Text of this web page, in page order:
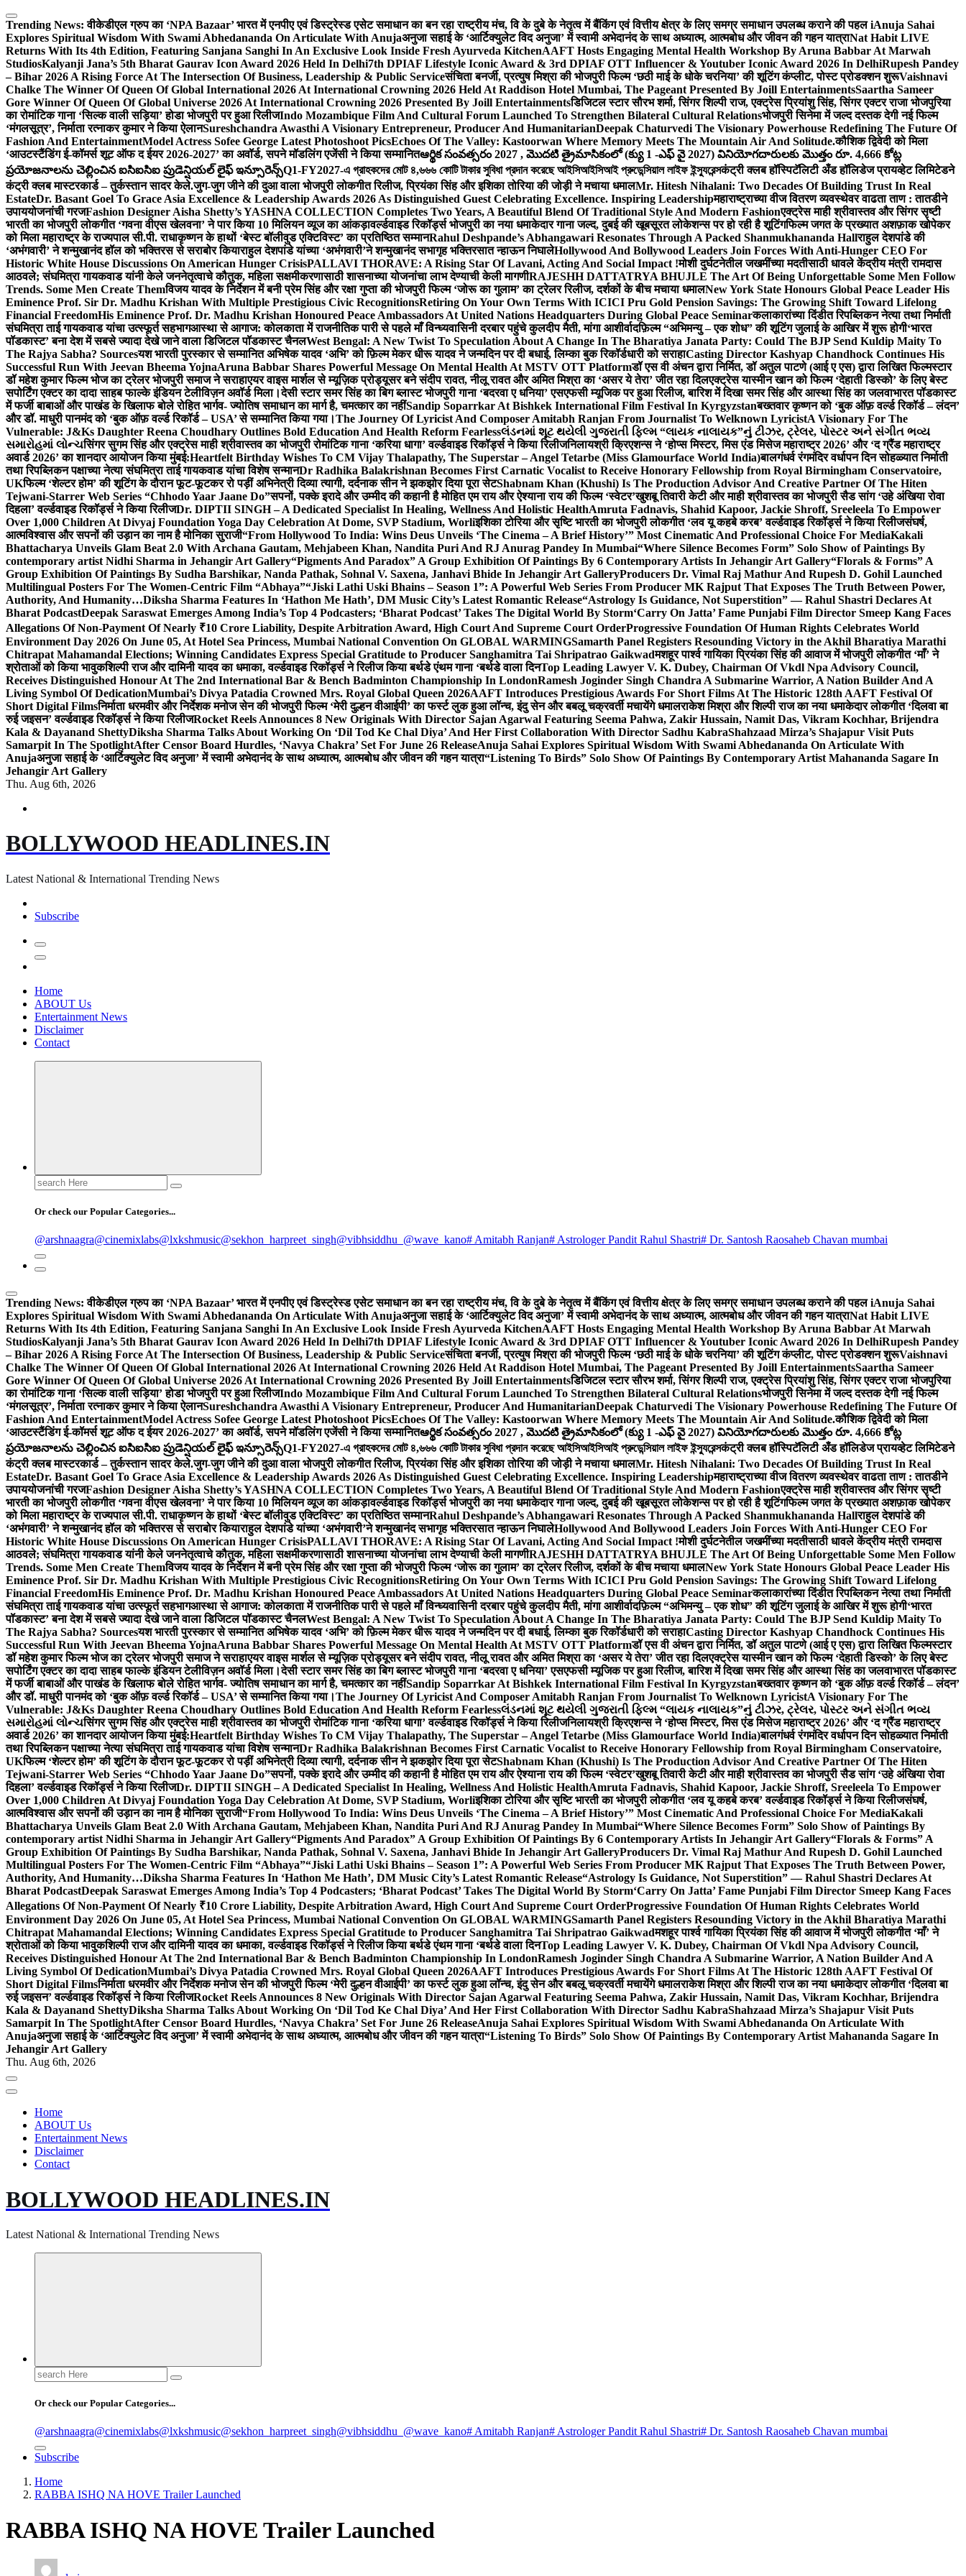
Skip
to
content
Trending News: वीकेडीएल ग्रुप का ‘NPA Bazaar’ भारत में एनपीए एवं डिस्ट्रेस्ड एसेट समाधान का बन रहा राष्ट्रीय मंच, वि के दुबे के नेतृत्व में बैंकिंग एवं वित्तीय क्षेत्र के लिए समग्र समाधान उपलब्ध कराने की पहल iAnuja Sahai
Explores Spiritual Wisdom With Swami Abhedananda On Articulate With Anujaअनुजा सहाई के ‘आर्टिक्युलेट विद अनुजा’ में स्वामी अभेदानंद के साथ अध्यात्म, आत्मबोध और जीवन की गहन यात्राNat Habit LIVE
Returns With Its 4th Edition, Featuring Sanjana Sanghi In An Exclusive Look Inside Fresh Ayurveda KitchenAAFT Hosts Engaging Mental Health Workshop By Aruna Babbar At Marwah
StudiosKalyanji Jana’s 5th Bharat Gaurav Icon Award 2026 Held In Delhi7th DPIAF Lifestyle Iconic Award & 3rd DPIAF OTT Influencer & Youtuber Iconic Award 2026 In DelhiRupesh Pandey
– Bihar 2026 A Rising Force At The Intersection Of Business, Leadership & Public Serviceसंचिता बनर्जी, प्रत्युष मिश्रा की भोजपुरी फिल्म ‘छठी माई के धोके चरनिया’ की शूटिंग कंप्लीट, पोस्ट प्रोडक्शन शुरूVaishnavi
Chalke The Winner Of Queen Of Global International 2026 At International Crowning 2026 Held At Raddison Hotel Mumbai, The Pageant Presented By Joill EntertainmentsSaartha Sameer
Gore Winner Of Queen Of Global Universe 2026 At International Crowning 2026 Presented By Joill Entertainmentsडिजिटल स्टार सौरभ शर्मा, सिंगर शिल्पी राज, एक्ट्रेस प्रियांशु सिंह, सिंगर एक्टर राजा भोजपुरिया
का रोमांटिक गाना ‘सिल्क वाली सड़िया’ होडा भोजपुरी पर हुआ रिलीजIndo Mozambique Film And Cultural Forum Launched To Strengthen Bilateral Cultural Relationsभोजपुरी सिनेमा में जल्द दस्तक देगी नई फिल्म
‘मंगलसूत्र’, निर्माता रत्नाकर कुमार ने किया ऐलानSureshchandra Awasthi A Visionary Entrepreneur, Producer And HumanitarianDeepak Chaturvedi The Visionary Powerhouse Redefining The Future Of
Fashion And EntertainmentModel Actress Sofee George Latest Photoshoot PicsEchoes Of The Valley: Kastoorwan Where Memory Meets The Mountain Air And Solitude.कौशिक द्विवेदी को मिला
‘आउटस्टैंडिंग ई-कॉमर्स शूट ऑफ द ईयर 2026-2027’ का अवॉर्ड, सपने मॉडलिंग एजेंसी ने किया सम्मानितఆర్థిక సంవత్సరం 2027 , మొదటి త్రైమాసికంలో (క్యు 1 -ఎఫ్ వై 2027) వినియోగదారులకు మొత్తం రూ. 4,666 కోట్ల
ప్రయోజనాలను చెల్లించిన ఐసిఐసిఐ ప్రుడెన్షియల్ లైఫ్ ఇన్సూరెన్స్Q1-FY2027-এ গ্রাহকদের মোট ৪,৬৬৬ কোটি টাকার সুবিধা প্রদান করেছে আইসিআইসিআই প্রুডেন্সিয়াল লাইফ ইন্স্যুরেন্সकंट्री क्लब हॉस्पिटॅलिटी अँड हॉलिडेज प्रायव्हेट लिमिटेडने
कंट्री क्लब मास्टरकार्ड – तुर्कस्तान सादर केले.जुग-जुग जीने की दुआ वाला भोजपुरी लोकगीत रिलीज, प्रियंका सिंह और इशिका तोरिया की जोड़ी ने मचाया धमालMr. Hitesh Nihalani: Two Decades Of Building Trust In Real
EstateDr. Basant Goel To Grace Asia Excellence & Leadership Awards 2026 As Distinguished Guest Celebrating Excellence. Inspiring Leadershipमहाराष्ट्राच्या वीज वितरण व्यवस्थेवर वाढता ताण : तातडीने
उपाययोजनांची गरजFashion Designer Aisha Shetty’s YASHNA COLLECTION Completes Two Years, A Beautiful Blend Of Traditional Style And Modern Fashionएक्ट्रेस माही श्रीवास्तव और सिंगर सृष्टी
भारती का भोजपुरी लोकगीत ‘गवना वीएस खेलवना’ ने पार किया 10 मिलियन व्यूज का आंकड़ावर्ल्डवाइड रिकॉर्ड्स भोजपुरी का नया धमाकेदार गाना जल्द, दुबई की खूबसूरत लोकेशन्स पर हो रही है शूटिंगफिल्म जगत के प्रख्यात अशफ़ाक खोपेकर
को मिला महाराष्ट्र के राज्यपाल सी.पी. राधाकृष्णन के हाथों ‘बेस्ट बॉलीवुड एक्टिविस्ट’ का प्रतिष्ठित सम्मानRahul Deshpande’s Abhangawari Resonates Through A Packed Shanmukhananda Hallराहुल देशपांडे की
‘अभंगवारी’ ने शन्मुखानंद हॉल को भक्तिरस से सराबोर कियाराहुल देशपांडे यांच्या ‘अभंगवारी’ने शन्मुखानंद सभागृह भक्तिरसात न्हाऊन निघालेHollywood And Bollywood Leaders Join Forces With Anti-Hunger CEO For
Historic White House Discussions On American Hunger CrisisPALLAVI THORAVE: A Rising Star Of Lavani, Acting And Social Impact !मोशी दुर्घटनेतील जखमींच्या मदतीसाठी धावले केंद्रीय मंत्री रामदास
आठवले; संघमित्रा गायकवाड यांनी केले जननेतृत्वाचे कौतुक, महिला सक्षमीकरणासाठी शासनाच्या योजनांचा लाभ देण्याची केली मागणीRAJESHH DATTATRYA BHUJLE The Art Of Being Unforgettable Some Men Follow
Trends. Some Men Create Themविजय यादव के निर्देशन में बनी प्रेम सिंह और रक्षा गुप्ता की भोजपुरी फिल्म ‘जोरू का गुलाम’ का ट्रेलर रिलीज, दर्शकों के बीच मचाया धमालNew York State Honours Global Peace Leader His
Eminence Prof. Sir Dr. Madhu Krishan With Multiple Prestigious Civic RecognitionsRetiring On Your Own Terms With ICICI Pru Gold Pension Savings: The Growing Shift Toward Lifelong
Financial FreedomHis Eminence Prof. Dr. Madhu Krishan Honoured Peace Ambassadors At United Nations Headquarters During Global Peace Seminarकलाकारांच्या दिंडीत रिपब्लिकन नेत्या तथा निर्माती
संघमित्रा ताई गायकवाड यांचा उत्स्फूर्त सहभागआस्था से आगाज: कोलकाता में राजनीतिक पारी से पहले माँ विन्ध्यवासिनी दरबार पहुंचे कुलदीप मैती, मांगा आशीर्वादफ़िल्म “अभिमन्यु – एक शोध” की शूटिंग जुलाई के आखिर में शुरू होगी‘भारत
पॉडकास्ट’ बना देश में सबसे ज्यादा देखे जाने वाला डिजिटल पॉडकास्ट चैनलWest Bengal: A New Twist To Speculation About A Change In The Bharatiya Janata Party: Could The BJP Send Kuldip Maity To
The Rajya Sabha? Sourcesयश भारती पुरस्कार से सम्मानित अभिषेक यादव ‘अभि’ को फ़िल्म मेकर धीरू यादव ने जन्मदिन पर दी बधाई, लिम्का बुक रिकॉर्डधारी को सराहाCasting Director Kashyap Chandhock Continues His
Successful Run With Jeevan Bheema YojnaAruna Babbar Shares Powerful Message On Mental Health At MSTV OTT Platformडॉ एस वी अंचन द्वारा निर्मित, डॉ अतुल पाटणे (आई ए एस) द्वारा लिखित फिल्मस्टार
डॉ महेश कुमार फिल्म भोज का ट्रेलर भोजपुरी समाज ने सराहाएयर वाइस मार्शल से म्यूज़िक प्रोड्यूसर बने संदीप रावत, नीलू रावत और अमित मिश्रा का ‘असर ये तेरा’ जीत रहा दिलएक्ट्रेस यास्मीन खान को फिल्म ‘देहाती डिस्को’ के लिए बेस्ट
सपोर्टिंग एक्टर का दादा साहब फाल्के इंडियन टेलीविज़न अवॉर्ड मिला।देसी स्टार समर सिंह का बिग ब्लास्ट भोजपुरी गाना ‘बदरवा ए धनिया’ एसएफसी म्यूजिक पर हुआ रिलीज, बारिश में दिखा समर सिंह और आस्था सिंह का जलवाभारत पॉडकास्ट
में फर्जी बाबाओं और पाखंड के खिलाफ बोले रोहित भार्गव- ज्योतिष समाधान का मार्ग है, चमत्कार का नहींSandip Soparrkar At Bishkek International Film Festival In Kyrgyzstanबख्तवार कृष्णन को ‘बुक ऑफ़ वर्ल्ड रिकॉर्ड – लंदन’
और डॉ. माधुरी पानमंद को ‘बुक ऑफ़ वर्ल्ड रिकॉर्ड – USA’ से सम्मानित किया गया।The Journey Of Lyricist And Composer Amitabh Ranjan From Journalist To Welknown LyricistA Visionary For The
Vulnerable: J&Ks Daughter Reena Choudhary Outlines Bold Education And Health Reform Fearlessલંડનમાં શૂટ થયેલી ગુજરાતી ફિલ્મ “લાયક નાલાયક”નું ટીઝર, ટ્રેલર, પોસ્ટર અને સંગીત ભવ્ય
સમારોહમાં લોન્ચसिंगर सुगम सिंह और एक्ट्रेस माही श्रीवास्तव का भोजपुरी रोमांटिक गाना ‘करिया धागा’ वर्ल्डवाइड रिकॉर्ड्स ने किया रिलीजनिलायश्री क्रिएशन्स ने ‘होप्स मिस्टर, मिस एंड मिसेज महाराष्ट्र 2026’ और ‘द ग्रैंड महाराष्ट्र
अवार्ड 2026’ का शानदार आयोजन किया मुंबई:Heartfelt Birthday Wishes To CM Vijay Thalapathy, The Superstar – Angel Tetarbe (Miss Glamourface World India)बालगंधर्व रंगमंदिर वर्धापन दिन सोहळ्यात निर्माती
तथा रिपब्लिकन पक्षाच्या नेत्या संघमित्रा ताई गायकवाड यांचा विशेष सन्मानDr Radhika Balakrishnan Becomes First Carnatic Vocalist to Receive Honorary Fellowship from Royal Birmingham Conservatoire,
UKफिल्म ‘शेल्टर होम’ की शूटिंग के दौरान फूट-फूटकर रो पड़ीं अभिनेत्री दिव्या त्यागी, दर्दनाक सीन ने झकझोर दिया पूरा सेटShabnam Khan (Khushi) Is The Production Advisor And Creative Partner Of The Hiten
Tejwani-Starrer Web Series “Chhodo Yaar Jaane Do”सपनों, पक्के इरादे और उम्मीद की कहानी है मोहित एम राय और ऐश्याना राय की फिल्म ‘स्वेटर’खुशबू तिवारी केटी और माही श्रीवास्तव का भोजपुरी सैड सांग ‘उहे अंखिया रोवा
दिहला’ वर्ल्डवाइड रिकॉर्ड्स ने किया रिलीजDr. DIPTII SINGH – A Dedicated Specialist In Healing, Wellness And Holistic HealthAmruta Fadnavis, Shahid Kapoor, Jackie Shroff, Sreeleela To Empower
Over 1,000 Children At Divyaj Foundation Yoga Day Celebration At Dome, SVP Stadium, Worliइशिका टोरिया और सृष्टि भारती का भोजपुरी लोकगीत ‘लव यू कहबे करब’ वर्ल्डवाइड रिकॉर्ड्स ने किया रिलीजसंघर्ष,
आत्मविश्वास और सपनों की उड़ान का नाम है मोनिका सुराजी“From Hollywood To India: Wins Deus Unveils ‘The Cinema – A Brief History’” Most Cinematic And Professional Choice For MediaKakali
Bhattacharya Unveils Glam Beat 2.0 With Archana Gautam, Mehjabeen Khan, Nandita Puri And RJ Anurag Pandey In Mumbai“Where Silence Becomes Form” Solo Show of Paintings By
contemporary artist Nidhi Sharma in Jehangir Art Gallery“Pigments And Paradox” A Group Exhibition Of Paintings By 6 Contemporary Artists In Jehangir Art Gallery“Florals & Forms” A
Group Exhibition Of Paintings By Sudha Barshikar, Nanda Pathak, Sohnal V. Saxena, Janhavi Bhide In Jehangir Art GalleryProducers Dr. Vimal Raj Mathur And Rupesh D. Gohil Launched
Multilingual Posters For The Women-Centric Film “Abhaya”“Jiski Lathi Uski Bhains – Season 1”: A Powerful Web Series From Producer MK Rajput That Exposes The Truth Between Power,
Authority, And Humanity…Diksha Sharma Features In ‘Hathon Me Hath’, DM Music City’s Latest Romantic Release“Astrology Is Guidance, Not Superstition” — Rahul Shastri Declares At
Bharat PodcastDeepak Saraswat Emerges Among India’s Top 4 Podcasters; ‘Bharat Podcast’ Takes The Digital World By Storm‘Carry On Jatta’ Fame Punjabi Film Director Smeep Kang Faces
Allegations Of Non-Payment Of Nearly ₹10 Crore Liability, Despite Arbitration Award, High Court And Supreme Court OrderProgressive Foundation Of Human Rights Celebrates World
Environment Day 2026 On June 05, At Hotel Sea Princess, Mumbai National Convention On GLOBAL WARMINGSamarth Panel Registers Resounding Victory in the Akhil Bharatiya Marathi
Chitrapat Mahamandal Elections; Winning Candidates Express Special Gratitude to Producer Sanghamitra Tai Shripatrao Gaikwadमशहूर पार्श्व गायिका प्रियंका सिंह की आवाज में भोजपुरी लोकगीत ‘माँ’ ने
श्रोताओं को किया भावुकशिल्पी राज और दामिनी यादव का धमाका, वर्ल्डवाइड रिकॉर्ड्स ने रिलीज किया बर्थडे एंथम गाना ‘बर्थडे वाला दिनTop Leading Lawyer V. K. Dubey, Chairman Of Vkdl Npa Advisory Council,
Receives Distinguished Honour At The 2nd International Bar & Bench Badminton Championship In LondonRamesh Joginder Singh Chandra A Submarine Warrior, A Nation Builder And A
Living Symbol Of DedicationMumbai’s Divya Patadia Crowned Mrs. Royal Global Queen 2026AAFT Introduces Prestigious Awards For Short Films At The Historic 128th AAFT Festival Of
Short Digital Filmsनिर्माता धरमवीर और निर्देशक मनोज सेन की भोजपुरी फिल्म ‘मेरी दुल्हन वीआईपी’ का फर्स्ट लुक हुआ लॉन्च, इंदु सेन और बबलू चक्रवर्ती मचायेंगे धमालराकेश मिश्रा और शिल्पी राज का नया धमाकेदार लोकगीत ‘दिलवा बा
रुई जइसन’ वर्ल्डवाइड रिकॉर्ड्स ने किया रिलीजRocket Reels Announces 8 New Originals With Director Sajan Agarwal Featuring Seema Pahwa, Zakir Hussain, Namit Das, Vikram Kochhar, Brijendra
Kala & Dayanand ShettyDiksha Sharma Talks About Working On ‘Dil Tod Ke Chal Diya’ And Her First Collaboration With Director Sadhu KabraShahzaad Mirza’s Shajapur Visit Puts
Samarpit In The SpotlightAfter Censor Board Hurdles, ‘Navya Chakra’ Set For June 26 ReleaseAnuja Sahai Explores Spiritual Wisdom With Swami Abhedananda On Articulate With
Anujaअनुजा सहाई के ‘आर्टिक्युलेट विद अनुजा’ में स्वामी अभेदानंद के साथ अध्यात्म, आत्मबोध और जीवन की गहन यात्रा“Listening To Birds” Solo Show Of Paintings By Contemporary Artist Mahananda Sagare In
Jehangir Art Gallery
Thu. Aug 6th, 2026
BOLLYWOOD HEADLINES.IN
Latest National & International Trending News
Subscribe
Home
ABOUT Us
Entertainment News
Disclaimer
Contact
Search
for:
Or check our Popular Categories...
@arshnaagra@cinemixlabs@lxkshmusic@sekhon_harpreet_singh@vibhsiddhu_ @wave_kano# Amitabh Ranjan# Astrologer Pandit Rahul Shastri# Dr. Santosh Raosaheb Chavan mumbai
Trending News: वीकेडीएल ग्रुप का ‘NPA Bazaar’ भारत में एनपीए एवं डिस्ट्रेस्ड एसेट समाधान का बन रहा राष्ट्रीय मंच, वि के दुबे के नेतृत्व में बैंकिंग एवं वित्तीय क्षेत्र के लिए समग्र समाधान उपलब्ध कराने की पहल iAnuja Sahai
Explores Spiritual Wisdom With Swami Abhedananda On Articulate With Anujaअनुजा सहाई के ‘आर्टिक्युलेट विद अनुजा’ में स्वामी अभेदानंद के साथ अध्यात्म, आत्मबोध और जीवन की गहन यात्राNat Habit LIVE
Returns With Its 4th Edition, Featuring Sanjana Sanghi In An Exclusive Look Inside Fresh Ayurveda KitchenAAFT Hosts Engaging Mental Health Workshop By Aruna Babbar At Marwah
StudiosKalyanji Jana’s 5th Bharat Gaurav Icon Award 2026 Held In Delhi7th DPIAF Lifestyle Iconic Award & 3rd DPIAF OTT Influencer & Youtuber Iconic Award 2026 In DelhiRupesh Pandey
– Bihar 2026 A Rising Force At The Intersection Of Business, Leadership & Public Serviceसंचिता बनर्जी, प्रत्युष मिश्रा की भोजपुरी फिल्म ‘छठी माई के धोके चरनिया’ की शूटिंग कंप्लीट, पोस्ट प्रोडक्शन शुरूVaishnavi
Chalke The Winner Of Queen Of Global International 2026 At International Crowning 2026 Held At Raddison Hotel Mumbai, The Pageant Presented By Joill EntertainmentsSaartha Sameer
Gore Winner Of Queen Of Global Universe 2026 At International Crowning 2026 Presented By Joill Entertainmentsडिजिटल स्टार सौरभ शर्मा, सिंगर शिल्पी राज, एक्ट्रेस प्रियांशु सिंह, सिंगर एक्टर राजा भोजपुरिया
का रोमांटिक गाना ‘सिल्क वाली सड़िया’ होडा भोजपुरी पर हुआ रिलीजIndo Mozambique Film And Cultural Forum Launched To Strengthen Bilateral Cultural Relationsभोजपुरी सिनेमा में जल्द दस्तक देगी नई फिल्म
‘मंगलसूत्र’, निर्माता रत्नाकर कुमार ने किया ऐलानSureshchandra Awasthi A Visionary Entrepreneur, Producer And HumanitarianDeepak Chaturvedi The Visionary Powerhouse Redefining The Future Of
Fashion And EntertainmentModel Actress Sofee George Latest Photoshoot PicsEchoes Of The Valley: Kastoorwan Where Memory Meets The Mountain Air And Solitude.कौशिक द्विवेदी को मिला
‘आउटस्टैंडिंग ई-कॉमर्स शूट ऑफ द ईयर 2026-2027’ का अवॉर्ड, सपने मॉडलिंग एजेंसी ने किया सम्मानितఆర్థిక సంవత్సరం 2027 , మొదటి త్రైమాసికంలో (క్యు 1 -ఎఫ్ వై 2027) వినియోగదారులకు మొత్తం రూ. 4,666 కోట్ల
ప్రయోజనాలను చెల్లించిన ఐసిఐసిఐ ప్రుడెన్షియల్ లైఫ్ ఇన్సూరెన్స్Q1-FY2027-এ গ্রাহকদের মোট ৪,৬৬৬ কোটি টাকার সুবিধা প্রদান করেছে আইসিআইসিআই প্রুডেন্সিয়াল লাইফ ইন্স্যুরেন্সकंट्री क्लब हॉस्पिटॅलिटी अँड हॉलिडेज प्रायव्हेट लिमिटेडने
कंट्री क्लब मास्टरकार्ड – तुर्कस्तान सादर केले.जुग-जुग जीने की दुआ वाला भोजपुरी लोकगीत रिलीज, प्रियंका सिंह और इशिका तोरिया की जोड़ी ने मचाया धमालMr. Hitesh Nihalani: Two Decades Of Building Trust In Real
EstateDr. Basant Goel To Grace Asia Excellence & Leadership Awards 2026 As Distinguished Guest Celebrating Excellence. Inspiring Leadershipमहाराष्ट्राच्या वीज वितरण व्यवस्थेवर वाढता ताण : तातडीने
उपाययोजनांची गरजFashion Designer Aisha Shetty’s YASHNA COLLECTION Completes Two Years, A Beautiful Blend Of Traditional Style And Modern Fashionएक्ट्रेस माही श्रीवास्तव और सिंगर सृष्टी
भारती का भोजपुरी लोकगीत ‘गवना वीएस खेलवना’ ने पार किया 10 मिलियन व्यूज का आंकड़ावर्ल्डवाइड रिकॉर्ड्स भोजपुरी का नया धमाकेदार गाना जल्द, दुबई की खूबसूरत लोकेशन्स पर हो रही है शूटिंगफिल्म जगत के प्रख्यात अशफ़ाक खोपेकर
को मिला महाराष्ट्र के राज्यपाल सी.पी. राधाकृष्णन के हाथों ‘बेस्ट बॉलीवुड एक्टिविस्ट’ का प्रतिष्ठित सम्मानRahul Deshpande’s Abhangawari Resonates Through A Packed Shanmukhananda Hallराहुल देशपांडे की
‘अभंगवारी’ ने शन्मुखानंद हॉल को भक्तिरस से सराबोर कियाराहुल देशपांडे यांच्या ‘अभंगवारी’ने शन्मुखानंद सभागृह भक्तिरसात न्हाऊन निघालेHollywood And Bollywood Leaders Join Forces With Anti-Hunger CEO For
Historic White House Discussions On American Hunger CrisisPALLAVI THORAVE: A Rising Star Of Lavani, Acting And Social Impact !मोशी दुर्घटनेतील जखमींच्या मदतीसाठी धावले केंद्रीय मंत्री रामदास
आठवले; संघमित्रा गायकवाड यांनी केले जननेतृत्वाचे कौतुक, महिला सक्षमीकरणासाठी शासनाच्या योजनांचा लाभ देण्याची केली मागणीRAJESHH DATTATRYA BHUJLE The Art Of Being Unforgettable Some Men Follow
Trends. Some Men Create Themविजय यादव के निर्देशन में बनी प्रेम सिंह और रक्षा गुप्ता की भोजपुरी फिल्म ‘जोरू का गुलाम’ का ट्रेलर रिलीज, दर्शकों के बीच मचाया धमालNew York State Honours Global Peace Leader His
Eminence Prof. Sir Dr. Madhu Krishan With Multiple Prestigious Civic RecognitionsRetiring On Your Own Terms With ICICI Pru Gold Pension Savings: The Growing Shift Toward Lifelong
Financial FreedomHis Eminence Prof. Dr. Madhu Krishan Honoured Peace Ambassadors At United Nations Headquarters During Global Peace Seminarकलाकारांच्या दिंडीत रिपब्लिकन नेत्या तथा निर्माती
संघमित्रा ताई गायकवाड यांचा उत्स्फूर्त सहभागआस्था से आगाज: कोलकाता में राजनीतिक पारी से पहले माँ विन्ध्यवासिनी दरबार पहुंचे कुलदीप मैती, मांगा आशीर्वादफ़िल्म “अभिमन्यु – एक शोध” की शूटिंग जुलाई के आखिर में शुरू होगी‘भारत
पॉडकास्ट’ बना देश में सबसे ज्यादा देखे जाने वाला डिजिटल पॉडकास्ट चैनलWest Bengal: A New Twist To Speculation About A Change In The Bharatiya Janata Party: Could The BJP Send Kuldip Maity To
The Rajya Sabha? Sourcesयश भारती पुरस्कार से सम्मानित अभिषेक यादव ‘अभि’ को फ़िल्म मेकर धीरू यादव ने जन्मदिन पर दी बधाई, लिम्का बुक रिकॉर्डधारी को सराहाCasting Director Kashyap Chandhock Continues His
Successful Run With Jeevan Bheema YojnaAruna Babbar Shares Powerful Message On Mental Health At MSTV OTT Platformडॉ एस वी अंचन द्वारा निर्मित, डॉ अतुल पाटणे (आई ए एस) द्वारा लिखित फिल्मस्टार
डॉ महेश कुमार फिल्म भोज का ट्रेलर भोजपुरी समाज ने सराहाएयर वाइस मार्शल से म्यूज़िक प्रोड्यूसर बने संदीप रावत, नीलू रावत और अमित मिश्रा का ‘असर ये तेरा’ जीत रहा दिलएक्ट्रेस यास्मीन खान को फिल्म ‘देहाती डिस्को’ के लिए बेस्ट
सपोर्टिंग एक्टर का दादा साहब फाल्के इंडियन टेलीविज़न अवॉर्ड मिला।देसी स्टार समर सिंह का बिग ब्लास्ट भोजपुरी गाना ‘बदरवा ए धनिया’ एसएफसी म्यूजिक पर हुआ रिलीज, बारिश में दिखा समर सिंह और आस्था सिंह का जलवाभारत पॉडकास्ट
में फर्जी बाबाओं और पाखंड के खिलाफ बोले रोहित भार्गव- ज्योतिष समाधान का मार्ग है, चमत्कार का नहींSandip Soparrkar At Bishkek International Film Festival In Kyrgyzstanबख्तवार कृष्णन को ‘बुक ऑफ़ वर्ल्ड रिकॉर्ड – लंदन’
और डॉ. माधुरी पानमंद को ‘बुक ऑफ़ वर्ल्ड रिकॉर्ड – USA’ से सम्मानित किया गया।The Journey Of Lyricist And Composer Amitabh Ranjan From Journalist To Welknown LyricistA Visionary For The
Vulnerable: J&Ks Daughter Reena Choudhary Outlines Bold Education And Health Reform Fearlessલંડનમાં શૂટ થયેલી ગુજરાતી ફિલ્મ “લાયક નાલાયક”નું ટીઝર, ટ્રેલર, પોસ્ટર અને સંગીત ભવ્ય
સમારોહમાં લોન્ચसिंगर सुगम सिंह और एक्ट्रेस माही श्रीवास्तव का भोजपुरी रोमांटिक गाना ‘करिया धागा’ वर्ल्डवाइड रिकॉर्ड्स ने किया रिलीजनिलायश्री क्रिएशन्स ने ‘होप्स मिस्टर, मिस एंड मिसेज महाराष्ट्र 2026’ और ‘द ग्रैंड महाराष्ट्र
अवार्ड 2026’ का शानदार आयोजन किया मुंबई:Heartfelt Birthday Wishes To CM Vijay Thalapathy, The Superstar – Angel Tetarbe (Miss Glamourface World India)बालगंधर्व रंगमंदिर वर्धापन दिन सोहळ्यात निर्माती
तथा रिपब्लिकन पक्षाच्या नेत्या संघमित्रा ताई गायकवाड यांचा विशेष सन्मानDr Radhika Balakrishnan Becomes First Carnatic Vocalist to Receive Honorary Fellowship from Royal Birmingham Conservatoire,
UKफिल्म ‘शेल्टर होम’ की शूटिंग के दौरान फूट-फूटकर रो पड़ीं अभिनेत्री दिव्या त्यागी, दर्दनाक सीन ने झकझोर दिया पूरा सेटShabnam Khan (Khushi) Is The Production Advisor And Creative Partner Of The Hiten
Tejwani-Starrer Web Series “Chhodo Yaar Jaane Do”सपनों, पक्के इरादे और उम्मीद की कहानी है मोहित एम राय और ऐश्याना राय की फिल्म ‘स्वेटर’खुशबू तिवारी केटी और माही श्रीवास्तव का भोजपुरी सैड सांग ‘उहे अंखिया रोवा
दिहला’ वर्ल्डवाइड रिकॉर्ड्स ने किया रिलीजDr. DIPTII SINGH – A Dedicated Specialist In Healing, Wellness And Holistic HealthAmruta Fadnavis, Shahid Kapoor, Jackie Shroff, Sreeleela To Empower
Over 1,000 Children At Divyaj Foundation Yoga Day Celebration At Dome, SVP Stadium, Worliइशिका टोरिया और सृष्टि भारती का भोजपुरी लोकगीत ‘लव यू कहबे करब’ वर्ल्डवाइड रिकॉर्ड्स ने किया रिलीजसंघर्ष,
आत्मविश्वास और सपनों की उड़ान का नाम है मोनिका सुराजी“From Hollywood To India: Wins Deus Unveils ‘The Cinema – A Brief History’” Most Cinematic And Professional Choice For MediaKakali
Bhattacharya Unveils Glam Beat 2.0 With Archana Gautam, Mehjabeen Khan, Nandita Puri And RJ Anurag Pandey In Mumbai“Where Silence Becomes Form” Solo Show of Paintings By
contemporary artist Nidhi Sharma in Jehangir Art Gallery“Pigments And Paradox” A Group Exhibition Of Paintings By 6 Contemporary Artists In Jehangir Art Gallery“Florals & Forms” A
Group Exhibition Of Paintings By Sudha Barshikar, Nanda Pathak, Sohnal V. Saxena, Janhavi Bhide In Jehangir Art GalleryProducers Dr. Vimal Raj Mathur And Rupesh D. Gohil Launched
Multilingual Posters For The Women-Centric Film “Abhaya”“Jiski Lathi Uski Bhains – Season 1”: A Powerful Web Series From Producer MK Rajput That Exposes The Truth Between Power,
Authority, And Humanity…Diksha Sharma Features In ‘Hathon Me Hath’, DM Music City’s Latest Romantic Release“Astrology Is Guidance, Not Superstition” — Rahul Shastri Declares At
Bharat PodcastDeepak Saraswat Emerges Among India’s Top 4 Podcasters; ‘Bharat Podcast’ Takes The Digital World By Storm‘Carry On Jatta’ Fame Punjabi Film Director Smeep Kang Faces
Allegations Of Non-Payment Of Nearly ₹10 Crore Liability, Despite Arbitration Award, High Court And Supreme Court OrderProgressive Foundation Of Human Rights Celebrates World
Environment Day 2026 On June 05, At Hotel Sea Princess, Mumbai National Convention On GLOBAL WARMINGSamarth Panel Registers Resounding Victory in the Akhil Bharatiya Marathi
Chitrapat Mahamandal Elections; Winning Candidates Express Special Gratitude to Producer Sanghamitra Tai Shripatrao Gaikwadमशहूर पार्श्व गायिका प्रियंका सिंह की आवाज में भोजपुरी लोकगीत ‘माँ’ ने
श्रोताओं को किया भावुकशिल्पी राज और दामिनी यादव का धमाका, वर्ल्डवाइड रिकॉर्ड्स ने रिलीज किया बर्थडे एंथम गाना ‘बर्थडे वाला दिनTop Leading Lawyer V. K. Dubey, Chairman Of Vkdl Npa Advisory Council,
Receives Distinguished Honour At The 2nd International Bar & Bench Badminton Championship In LondonRamesh Joginder Singh Chandra A Submarine Warrior, A Nation Builder And A
Living Symbol Of DedicationMumbai’s Divya Patadia Crowned Mrs. Royal Global Queen 2026AAFT Introduces Prestigious Awards For Short Films At The Historic 128th AAFT Festival Of
Short Digital Filmsनिर्माता धरमवीर और निर्देशक मनोज सेन की भोजपुरी फिल्म ‘मेरी दुल्हन वीआईपी’ का फर्स्ट लुक हुआ लॉन्च, इंदु सेन और बबलू चक्रवर्ती मचायेंगे धमालराकेश मिश्रा और शिल्पी राज का नया धमाकेदार लोकगीत ‘दिलवा बा
रुई जइसन’ वर्ल्डवाइड रिकॉर्ड्स ने किया रिलीजRocket Reels Announces 8 New Originals With Director Sajan Agarwal Featuring Seema Pahwa, Zakir Hussain, Namit Das, Vikram Kochhar, Brijendra
Kala & Dayanand ShettyDiksha Sharma Talks About Working On ‘Dil Tod Ke Chal Diya’ And Her First Collaboration With Director Sadhu KabraShahzaad Mirza’s Shajapur Visit Puts
Samarpit In The SpotlightAfter Censor Board Hurdles, ‘Navya Chakra’ Set For June 26 ReleaseAnuja Sahai Explores Spiritual Wisdom With Swami Abhedananda On Articulate With
Anujaअनुजा सहाई के ‘आर्टिक्युलेट विद अनुजा’ में स्वामी अभेदानंद के साथ अध्यात्म, आत्मबोध और जीवन की गहन यात्रा“Listening To Birds” Solo Show Of Paintings By Contemporary Artist Mahananda Sagare In
Jehangir Art Gallery
Thu. Aug 6th, 2026
Home
ABOUT Us
Entertainment News
Disclaimer
Contact
BOLLYWOOD HEADLINES.IN
Latest National & International Trending News
Search
for:
Or check our Popular Categories...
@arshnaagra@cinemixlabs@lxkshmusic@sekhon_harpreet_singh@vibhsiddhu_ @wave_kano# Amitabh Ranjan# Astrologer Pandit Rahul Shastri# Dr. Santosh Raosaheb Chavan mumbai
Subscribe
Home
RABBA ISHQ NA HOVE Trailer Launched
RABBA ISHQ NA HOVE Trailer Launched